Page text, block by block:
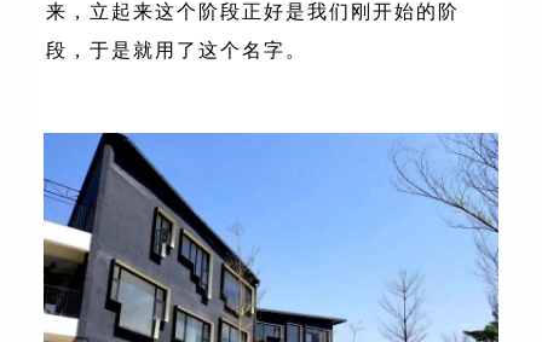
来，立起来这个阶段正好是我们刚开始的阶
段，于是就用了这个名字。